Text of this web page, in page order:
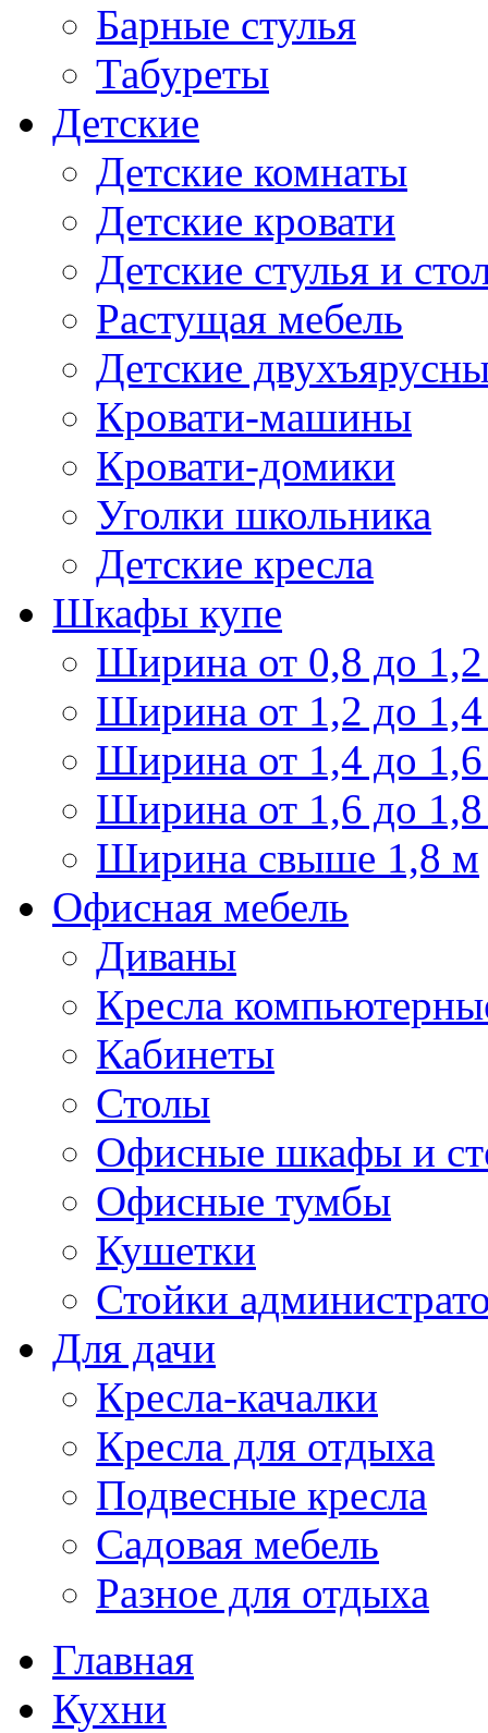
Барные стулья
Табуреты
Детские
Детские комнаты
Детские кровати
Детские стулья и
Растущая мебель
Детские
Кровати-машины
Кровати-домики
Уголки школьника
Детские кресла
Шкафы купе
Ширина от 0,8 до
Ширина от 1,2 до
Ширина от 1,4 до
Ширина от 1,6 до
Ширина свыше 1,8 м
Офисная мебель
Диваны
Кресла
Кабинеты
Столы
Офисные шкафы и
Офисные тумбы
Кушетки
Стойки
Для дачи
Кресла-качалки
Кресла для отдыха
Подвесные кресла
Садовая мебель
Разное для отдыха
Главная
Кухни